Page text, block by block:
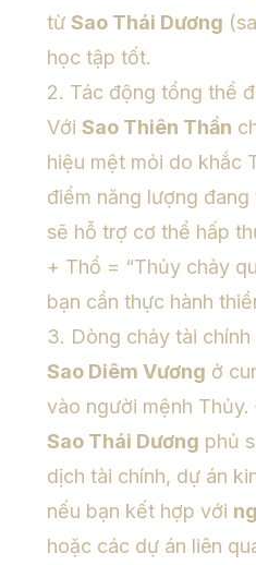
từ Sao Thái Dương
học tập tốt.
2. Tác động tổng thể
Với Sao Thiên Thần
hiệu mệt mỏi do khắc
điểm năng lượng
sẽ hỗ trợ cơ thể hấp
+ Thổ = “Thủy chảy
bạn cần thực hành
3. Dòng chảy tài chính
Sao Diêm Vương ở
vào người mệnh
Sao Thái Dương phủ
dịch tài chính, dự án
nếu bạn kết hợp với
hoặc các dự án liên